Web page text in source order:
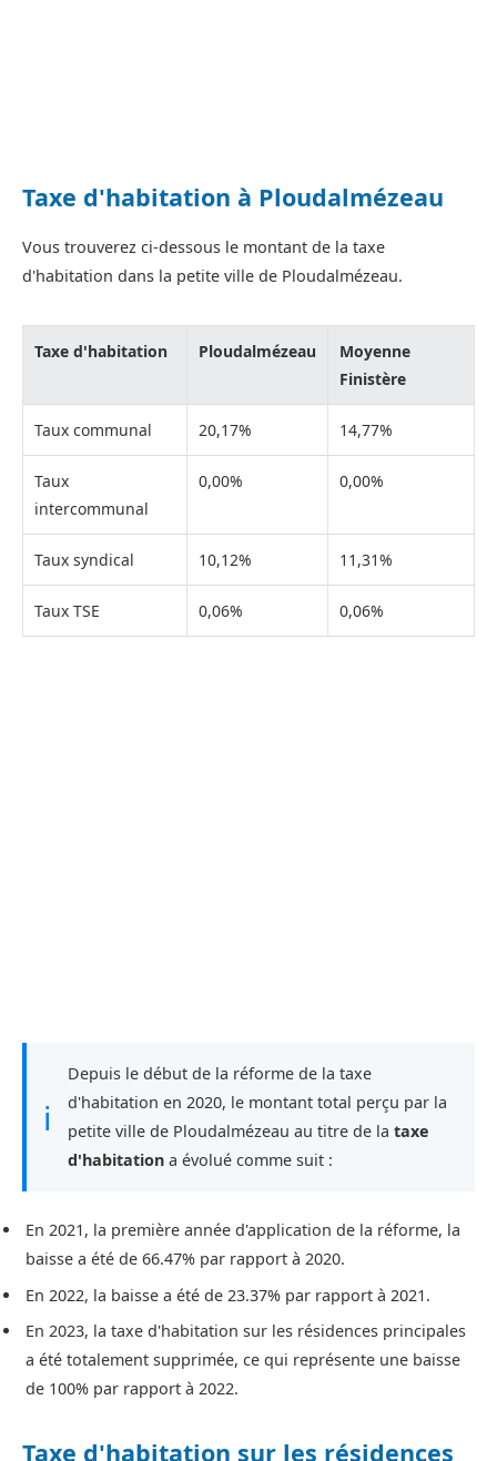
Taxe d'habitation à Ploudalmézeau
Vous trouverez ci-dessous le montant de la taxe
d'habitation dans la petite ville de Ploudalmézeau.
Taxe d'habitation Ploudalmézeau
Moyenne
Finistère
Taux communal 20,17% 14,77%
Taux
intercommunal
0,00% 0,00%
Taux syndical 10,12% 11,31%
Taux TSE 0,06% 0,06%
ℹ
Depuis le début de la réforme de la taxe
d'habitation en 2020, le montant total perçu par la
petite ville de Ploudalmézeau au titre de la taxe
d'habitation a évolué comme suit :
En 2021, la première année d'application de la réforme, la
baisse a été de 66.47% par rapport à 2020.
En 2022, la baisse a été de 23.37% par rapport à 2021.
En 2023, la taxe d'habitation sur les résidences principales
a été totalement supprimée, ce qui représente une baisse
de 100% par rapport à 2022.
Taxe d'habitation sur les résidences